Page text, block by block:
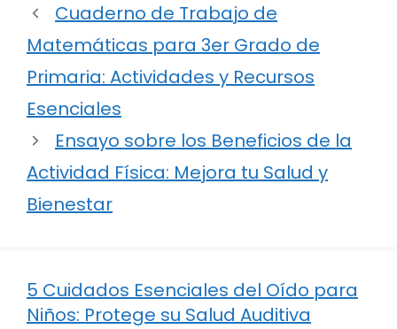
Cuaderno de Trabajo de
Matemáticas para 3er Grado de
Primaria: Actividades y Recursos
Esenciales
Ensayo sobre los Beneficios de la
Actividad Física: Mejora tu Salud y
Bienestar
5 Cuidados Esenciales del Oído para
Niños: Protege su Salud Auditiva